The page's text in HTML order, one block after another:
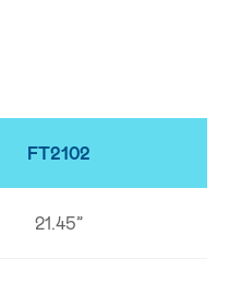
FT2102
21.45”